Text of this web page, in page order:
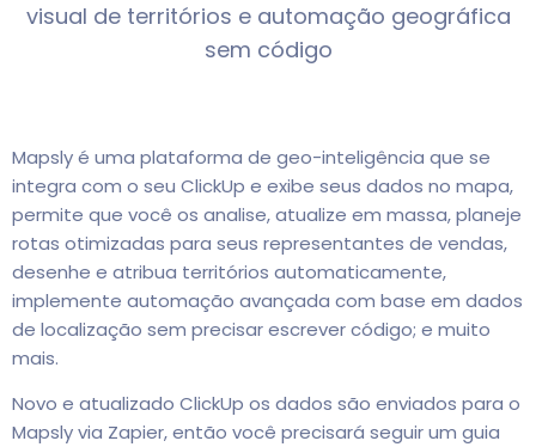
visual de territórios e automação geográfica
sem código
Mapsly é uma plataforma de geo-inteligência que se
integra com o seu ClickUp e exibe seus dados no mapa,
permite que você os analise, atualize em massa, planeje
rotas otimizadas para seus representantes de vendas,
desenhe e atribua territórios automaticamente,
implemente automação avançada com base em dados
de localização sem precisar escrever código; e muito
mais.
Novo e atualizado ClickUp os dados são enviados para o
Mapsly via Zapier, então você precisará seguir um guia